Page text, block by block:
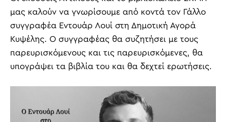
μας καλούν να γνωρίσουμε από κοντά τον Γάλλο
συγγραφέα Εντουάρ Λουί στη Δημοτική Αγορά
Κυψέλης. Ο συγγραφέας θα συζητήσει με τους
παρευρισκόμενους και τις παρευρισκόμενες, θα
υπογράψει τα βιβλία του και θα δεχτεί ερωτήσεις.